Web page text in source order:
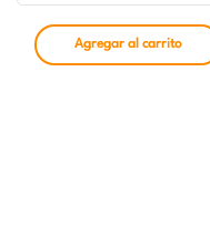
Agregar al carrito